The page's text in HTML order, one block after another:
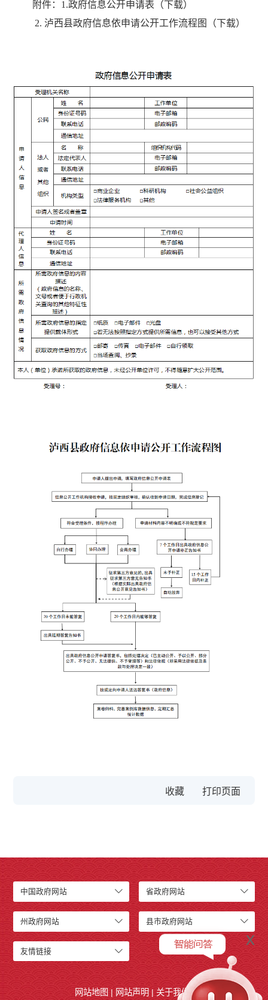
附件： 1.政府信息公开申请表（下载）
2. 泸西县政府信息依申请公开工作流程图（下载）
收藏
中国政府网站 省政府网站
州政府网站 县市政府网站
友情链接
网站地图 | 网站声明 | 关于我们
x